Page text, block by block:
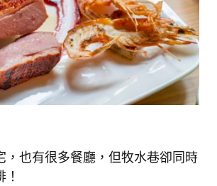
，也有很多餐廳，但牧水巷卻同時